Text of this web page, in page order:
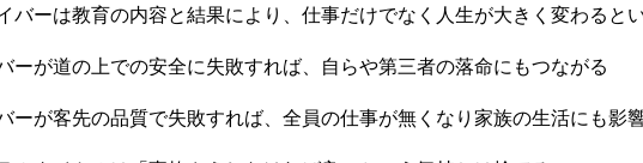
バーは教育の内容と結果により、仕事だけでなく人生が大きく変わるとい
ーが道の上での安全に失敗すれば、自らや第三者の落命にもつながる
ーが客先の品質で失敗すれば、全員の仕事が無くなり家族の生活にも影